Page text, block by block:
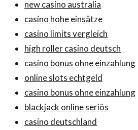
new casino australia
casino hohe einsätze
casino limits vergleich
high roller casino deutsch
casino bonus ohne einzahlung
online slots echtgeld
casino bonus ohne einzahlung
blackjack online seriös
casino deutschland